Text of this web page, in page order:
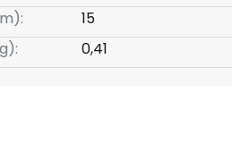
15
0,41